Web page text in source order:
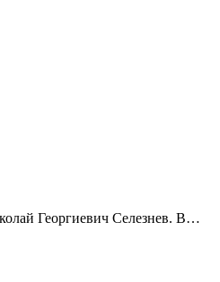
Георгиевич Селезнев. В…